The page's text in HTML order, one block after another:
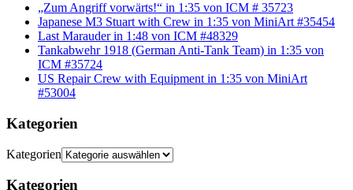
„Zum Angriff vorwärts!“ in 1:35 von ICM # 35723
Japanese M3 Stuart with Crew in 1:35 von MiniArt #35454
Last Marauder in 1:48 von ICM #48329
Tankabwehr 1918 (German Anti-Tank Team) in 1:35 von
ICM #35724
US Repair Crew with Equipment in 1:35 von MiniArt
#53004
Kategorien
Kategorien
Kategorien